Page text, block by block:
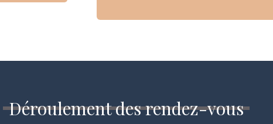
Déroulement des rendez-vous